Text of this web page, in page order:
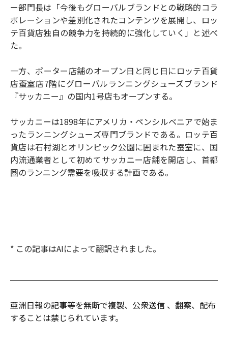
ー部門長は「今後もグローバルブランドとの戦略的コラ
ボレーションや差別化されたコンテンツを展開し、ロッ
テ百貨店独自の競争力を持続的に強化していく」と述べ
た。
一方、ポーター店舗のオープン日と同じ日にロッテ百貨
店蚕室店7階にグローバルランニングシューズブランド
『サッカニー』の国内1号店もオープンする。
サッカニーは1898年にアメリカ・ペンシルベニアで始ま
ったランニングシューズ専門ブランドである。ロッテ百
貨店は石村湖とオリンピック公園に囲まれた蚕室に、国
内流通業者として初めてサッカニー店舗を開店し、首都
圏のランニング需要を吸収する計画である。
* この記事はAIによって翻訳されました。
亜洲日報の記事等を無断で複製、公衆送信 、翻案、配布
することは禁じられています。